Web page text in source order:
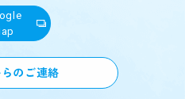
のご連絡